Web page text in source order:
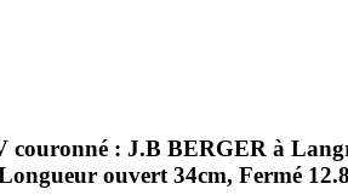
: J.B BERGER à
ouvert 34cm, Fermé